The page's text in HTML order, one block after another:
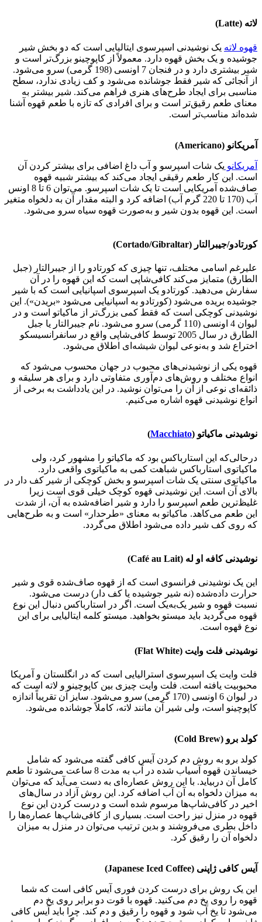
لاته (Latte)
قهوه لاته یک نوشیدنی اسپرسوی ایتالیایی است که دو بخش شیر
جوشیده و یک بخش قهوه دارد. معمولاً از کاپوچینو بزرگ‌تر است و
شیر بیشتری دارد و در فنجان 7 اونسی (198 گرمی) سرو می‌شود.
از آنجائی که شیر فقط جوشانده می‌شود و کف زیادی ندارد، سطح
مناسبی برای ایجاد طرح‌های هنری فراهم می‌کند. شیر بیشتر به
معنای طعم رقیق‌تر است و برای افرادی که تازه با طعم قهوه آشنا
شده‌اند مناسب‌تر است.
آمریکانو (Americano)
آمریکانو یک شات اسپرسو و آب داغ اضافی برای بیشتر کردن آن
است. این کار طعم رقیقی ایجاد می‌کند که بیشتر شبیه قهوه
صاف‌شده آمریکایی است تا یک شات اسپرسو. می‌توان 6 تا 8 اونس
آب (170 تا 220 گرم آب) اضافه کرد و البته مقدار آن به دلخواه متغیر
است. این قهوه بدون شیر و به‌صورت قهوه سیاه سرو می‌شود.
کورتادو/جیبرالتار (Cortado/Gibraltar)
علیرغم اسامی مختلف، تنها چیزی که کورتادو را از جیبرالتار (جبل
الطارق) متمایز می‌کند کافی‌شاپی است که این قهوه را در آن
سفارش می‌دهید. کورتادو یک اسپرسوی اسپانیایی است که با شیر
جوشیده بریده می‌شود (کورتادو به اسپانیایی می‌شود «بریدن»). این
نوشیدنی کوچکی است که فقط کمی بزرگ‌تر از ماکیاتو است و در
لیوان 4 اونسی (110 گرمی) سرو می‌شود. نام جیبرالتار یا جبل
الطارق در سال 2005 توسط کافی‌شاپی واقع در سانفرانسیسکو
اختراع شد و به‌نوعی لیوان شیشه‌ای اطلاق می‌شود.
قهوه یکی از نوشیدنی‌های محبوب در جهان محسوب می‌شود که
انواع مختلف و روش‌های دم‌آوری متفاوتی دارد و برای هر سلیقه و
ذائقه‌ای نوعی از آن را می‌توان نوشید. در این یادداشت به برخی از
انواع نوشیدنی قهوه اشاره می‌کنیم.
نوشیدنی ماکیاتو (Macchiato
)
درحالی‌که این استارباکس بود که ماکیاتو را مشهور کرد، ولی
ماکیاتوی استارباکس شباهت کمی به ماکیاتوی واقعی دارد.
ماکیاتوی سنتی یک شات اسپرسو و بخش کوچکی از شیر کف دار در
بالای آن است. این نوشیدنی قهوه کوچک خیلی قوی است زیرا
غلیظ‌ترین طعم اسپرسو را دارد و شیر اضافه‌شده به آن، از شدت
این طعم می‌کاهد. ماکیاتو به معنای «طرحدار» است و به طرح‌هایی
که روی کف شیر داده می‌شود اطلاق می‌گردد.
نوشیدنی کافه او له (Café au Lait)
این یک نوشیدنی فرانسوی است که از قهوه صاف‌شده قوی و شیر
حرارت داده‌شده (نه شیر جوشیده یا کف دار) درست می‌شود.
نسبت قهوه و شیر یک‌به‌یک است. اگر در استارباکس دنبال این نوع
قهوه می‌گردید باید میستو بخواهید. میستو کلمه ایتالیایی برای این
نوع قهوه است.
نوشیدنی فلت وایت (Flat White)
فلت وایت یک اسپرسوی استرالیایی است که در انگلستان و آمریکا
محبوبیت یافته است. فلت وایت چیزی بین کاپوچینو و لاته است که
در لیوان 6 اونسی (170 گرمی) سرو می‌شود. سایز آن تقریباً اندازه
کاپوچینو است، ولی شیر آن مانند لاته، کاملاً جوشانده می‌شود.
کولد برو (Cold Brew)
کولد برو به روش دم کردن آیس کافی گفته می‌شود که شامل
خیساندن قهوه آسیاب شده در آب به مدت 8 ساعت می‌شود تا طعم
کامل آن دربیاید. با این روش عصاره‌ای به دست می‌آید که می‌توان
به میزان دلخواه به آن آب اضافه کرد. این روش آزاد در سال‌های
اخیر در کافی‌شاپ‌ها مرسوم شده است و درست کردن این نوع
قهوه در منزل نیز راحت است. بسیاری از کافی‌شاپ‌ها عصاره‌ها را
داخل بطری می‌فروشند و بدین ترتیب می‌توان در منزل به میزان
دلخواه آن را رقیق کرد.
آیس کافی ژاپنی (Japanese Iced Coffee)
این یک روش برای درست کردن فوری آیس کافی است که شما
قهوه را روی یخ دم می‌کنید. قهوه با قوت دو برابر روی یخ دم
می‌شود تا یخ آب شود و قهوه را رقیق و دم کند. چرا باید آیس کافی